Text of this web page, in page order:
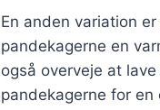
En anden variation
pandekagerne en
også overveje at
pandekagerne for